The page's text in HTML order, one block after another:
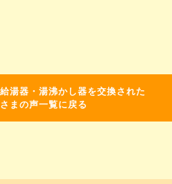
湯器・湯沸かし器を交換された
まの声一覧に戻る